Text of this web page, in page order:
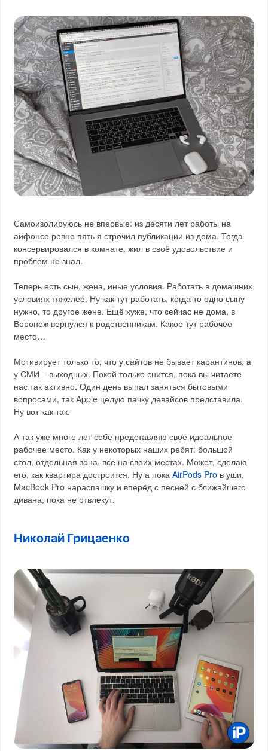
Самоизолируюсь не впервые: из десяти лет работы на
айфонсе ровно пять я строчил публикации из дома. Тогда
консервировался в комнате, жил в своё удовольствие и
проблем не знал.
Теперь есть сын, жена, иные условия. Работать в домашних
условиях тяжелее. Ну как тут работать, когда то одно сыну
нужно, то другое жене. Ещё хуже, что сейчас не дома, в
Воронеж вернулся к родственникам. Какое тут рабочее
место…
Мотивирует только то, что у сайтов не бывает карантинов, а
у СМИ – выходных. Покой только снится, пока вы читаете
нас так активно. Один день выпал заняться бытовыми
вопросами, так Apple целую пачку девайсов представила.
Ну вот как так.
А так уже много лет себе представляю своё идеальное
рабочее место. Как у некоторых наших ребят: большой
стол, отдельная зона, всё на своих местах. Может, сделаю
его, как квартира достроится. Ну а покаAirPods Pro в уши,
MacBook Pro нараспашку и вперёд с песней с ближайшего
дивана, пока не отвлекут.
Николай Грицаенко